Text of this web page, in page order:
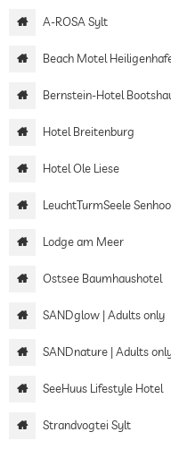
A-ROSA Sylt
Beach Motel
Bernstein-Hotel
Hotel Breitenburg
Hotel Ole Liese
LeuchtTurmSeele
Lodge am Meer
Ostsee Baumhaushotel
SANDglow | Adults only
SANDnature | Adults
SeeHuus Lifestyle Hotel
Strandvogtei Sylt